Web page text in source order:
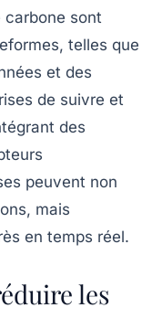
carbone sont
telles que
et des
de suivre et
des
peuvent non
mais
en temps réel.
les